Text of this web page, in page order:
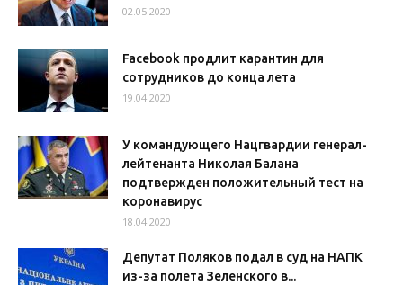
02.05.2020
Facebook продлит карантин для
сотрудников до конца лета
19.04.2020
У командующего Нацгвардии генерал-
лейтенанта Николая Балана
подтвержден положительный тест на
коронавирус
18.04.2020
Депутат Поляков подал в суд на НАПК
из-за полета Зеленского в...